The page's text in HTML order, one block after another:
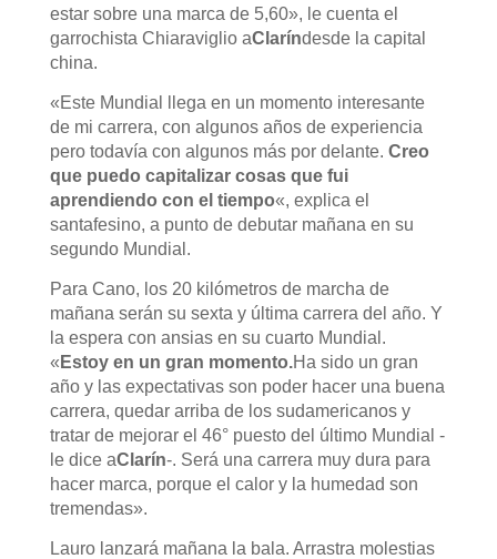
estar sobre una marca de 5,60», le cuenta el
garrochista Chiaraviglio aClaríndesde la capital
china.
«Este Mundial llega en un momento interesante
de mi carrera, con algunos años de experiencia
pero todavía con algunos más por delante. Creo
que puedo capitalizar cosas que fui
aprendiendo con el tiempo«, explica el
santafesino, a punto de debutar mañana en su
segundo Mundial.
Para Cano, los 20 kilómetros de marcha de
mañana serán su sexta y última carrera del año. Y
la espera con ansias en su cuarto Mundial.
« Estoy en un gran momento.Ha sido un gran
año y las expectativas son poder hacer una buena
carrera, quedar arriba de los sudamericanos y
tratar de mejorar el 46° puesto del último Mundial -
le dice aClarín-. Será una carrera muy dura para
hacer marca, porque el calor y la humedad son
tremendas».
Lauro lanzará mañana la bala. Arrastra molestias